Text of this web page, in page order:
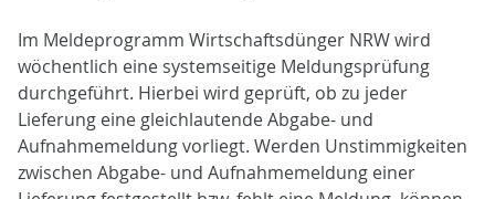
Im Meldeprogramm Wirtschaftsdünger NRW wird
wöchentlich eine systemseitige Meldungsprüfung
durchgeführt. Hierbei wird geprüft, ob zu jeder
Lieferung eine gleichlautende Abgabe- und
Aufnahmemeldung vorliegt. Werden Unstimmigkeiten
zwischen Abgabe- und Aufnahmemeldung einer